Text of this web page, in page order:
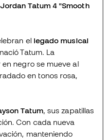
Tatum 4 "Smooth
el legado musical
Tatum. La
negro se mueve al
en tonos rosa,
Tatum, sus zapatillas
Con cada nueva
manteniendo